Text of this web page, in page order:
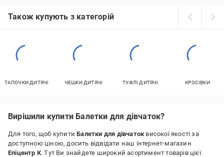
Також купують з категорій
ТАПОЧКИ ДИТЯЧІ ЧЕШКИ ДИТЯЧІ ТУФЛІ ДИТЯЧІ КРОСІВКИ
Вирішили купити Балетки для дівчаток?
Для того, щоб купитиБалетки для дівчаток високої якості за
доступною ціною, досить відвідати наш інтернет-магазин
Епіцентр К. Тут Ви знайдете широкий асортимент товарів цієї